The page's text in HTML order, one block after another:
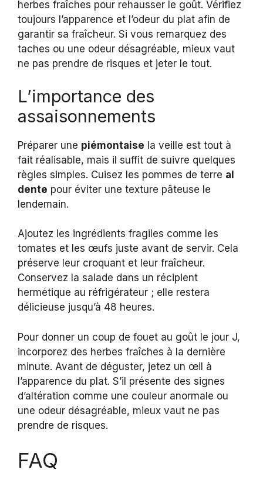
herbes fraîches pour rehausser le goût. Vérifiez
toujours l’apparence et l’odeur du plat afin de
garantir sa fraîcheur. Si vous remarquez des
taches ou une odeur désagréable, mieux vaut
ne pas prendre de risques et jeter le tout.
L’importance des
assaisonnements
Préparer une piémontaise la veille est tout à
fait réalisable, mais il suffit de suivre quelques
règles simples. Cuisez les pommes de terre al
dente pour éviter une texture pâteuse le
lendemain.
Ajoutez les ingrédients fragiles comme les
tomates et les œufs juste avant de servir. Cela
préserve leur croquant et leur fraîcheur.
Conservez la salade dans un récipient
hermétique au réfrigérateur ; elle restera
délicieuse jusqu’à 48 heures.
Pour donner un coup de fouet au goût le jour J,
incorporez des herbes fraîches à la dernière
minute. Avant de déguster, jetez un œil à
l’apparence du plat. S’il présente des signes
d’altération comme une couleur anormale ou
une odeur désagréable, mieux vaut ne pas
prendre de risques.
FAQ